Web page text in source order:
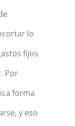
lo
fijos
Por
forma
y eso